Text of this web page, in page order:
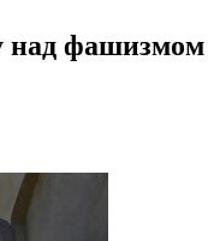
над фашизмом